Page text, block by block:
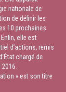
nationale de
de définir les
10 prochaines
elle est
d’actions, remis
chargé de
» est son titre